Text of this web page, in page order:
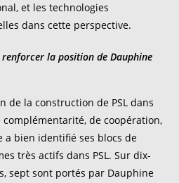
et les technologies
dans cette perspective.
renforcer la position de Dauphine
de la construction de PSL dans
complémentarité, de coopération,
a bien identifié ses blocs de
très actifs dans PSL. Sur dix-
sept sont portés par Dauphine